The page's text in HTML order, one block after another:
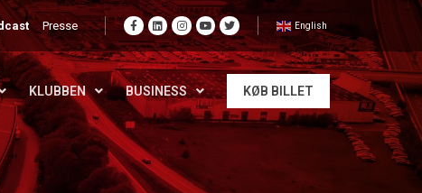
Presse English
KLUBBEN BUSINESS KØB BILLET